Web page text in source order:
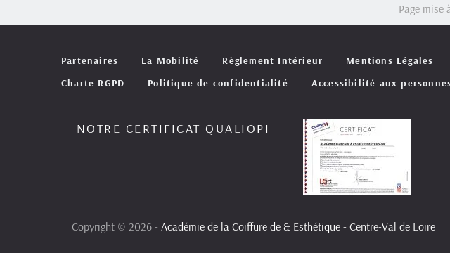
Page mise
Partenaires La Mobilité Règlement Intérieur Mentions Légales
Charte RGPD
Politique de confidentialité Accessibilité aux
NOTRE CERTIFICAT QUALIOPI
Copyright © 2026 - Académie de la Coiffure de & Esthétique - Centre-Val de Loire